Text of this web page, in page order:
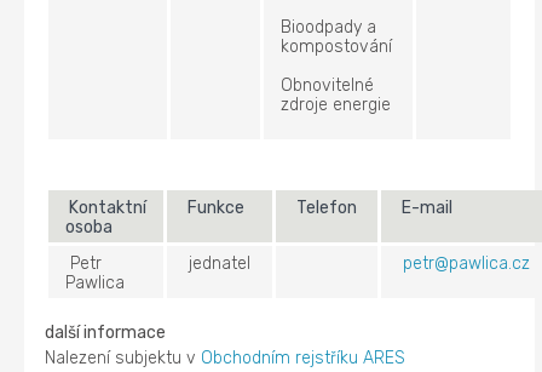
Bioodpady a
kompostování
Obnovitelné
zdroje energie
Kontaktní
osoba
Funkce Telefon E-mail
Petr
Pawlica
jednatel petr@pawlica.cz
další informace
Nalezení subjektu v Obchodním rejstříku ARES